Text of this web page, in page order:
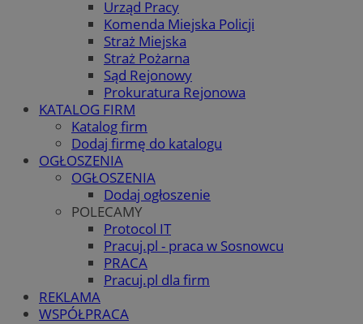
Urząd Pracy
Komenda Miejska Policji
Straż Miejska
Straż Pożarna
Sąd Rejonowy
Prokuratura Rejonowa
KATALOG FIRM
Katalog firm
Dodaj firmę do katalogu
OGŁOSZENIA
OGŁOSZENIA
Dodaj ogłoszenie
POLECAMY
Protocol IT
Pracuj.pl - praca w Sosnowcu
PRACA
Pracuj.pl dla firm
REKLAMA
WSPÓŁPRACA